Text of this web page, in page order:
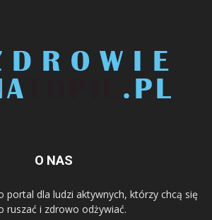
O NAS
portal dla ludzi aktywnych, którzy chcą się
ruszać i zdrowo odżywiać.